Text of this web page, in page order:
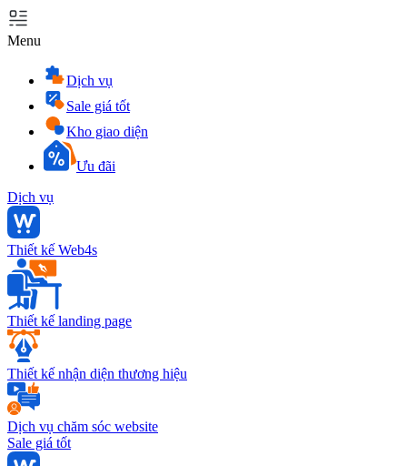
Menu
Dịch vụ
Sale giá tốt
Kho giao diện
Ưu đãi
Dịch vụ
Thiết kế Web4s
Thiết kế landing page
Thiết kế nhận diện thương hiệu
Dịch vụ chăm sóc website
Sale giá tốt